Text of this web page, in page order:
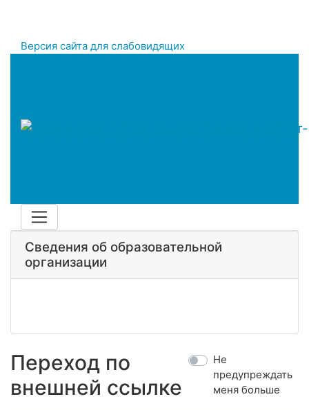
Версия сайта для слабовидящих
Сведения об образовательной
организации
Переход по
внешней ссылке
Не
предупреждать
меня больше